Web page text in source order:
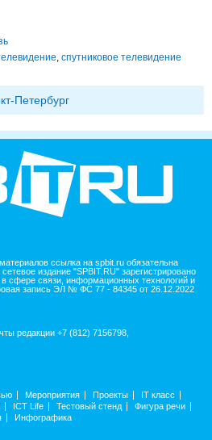
спутниковое телевидение
Петербург
ссылка на spbit.ru обязательна
издание "SPBIT.RU" зарегистрировано
сфере связи, информационных технологий и
запись ЭЛ № ФС 77 - 84345 от 26.12.2022
редакции +7 (812) 7156798,
Мероприятия Проекты
IT класс
ICT Life Тестовый стенд
Фигура речи
Инфографика